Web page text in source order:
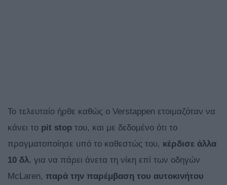
Το τελευταίο ήρθε καθώς ο Verstappen ετοιμαζόταν να
κάνει το pit stop του, και με δεδομένο ότι το
πραγματοποίησε υπό το καθεστώς του, κέρδισε άλλα
10 δλ. για να πάρει άνετα τη νίκη επί των οδηγών
McLaren, παρά την παρέμβαση του αυτοκινήτου